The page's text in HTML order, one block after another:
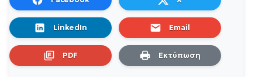
LinkedIn Email
PDF Εκτύπωση